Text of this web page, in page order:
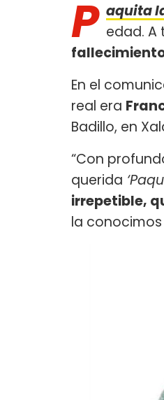
P aquita
edad. A
En el
real era
Badillo, en
“Con
querida
irrepetible,
la conocimos